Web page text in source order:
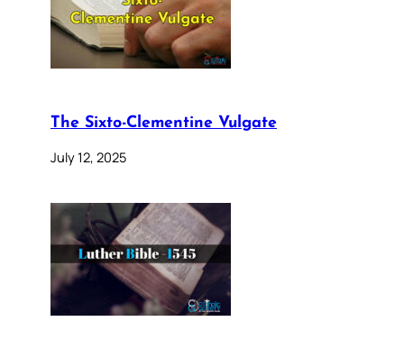
The Sixto-Clementine Vulgate
July 12, 2025